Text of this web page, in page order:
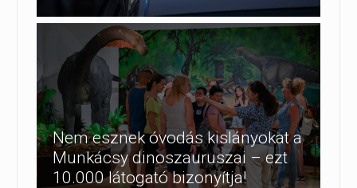
Nem esznek óvodás kislányokat a
Munkácsy dinoszauruszai – ezt
10.000 látogató bizonyítja!